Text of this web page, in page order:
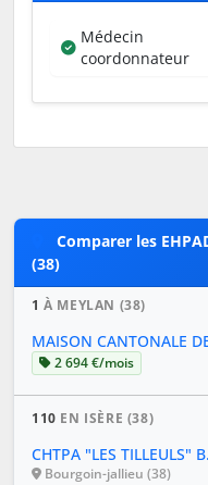
Médecin
coordonnateur
Comparer les
(38)
1 À MEYLAN (38)
MAISON CANTONALE
2 694 €/mois
110 EN ISÈRE (38)
CHTPA "LES TILLEULS"
Bourgoin-jallieu (38)